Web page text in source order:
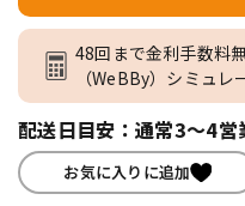
48回まで金利手数料
（WeBBy）シミュレ
配送日目安：通常3～4営
お気に入りに追加